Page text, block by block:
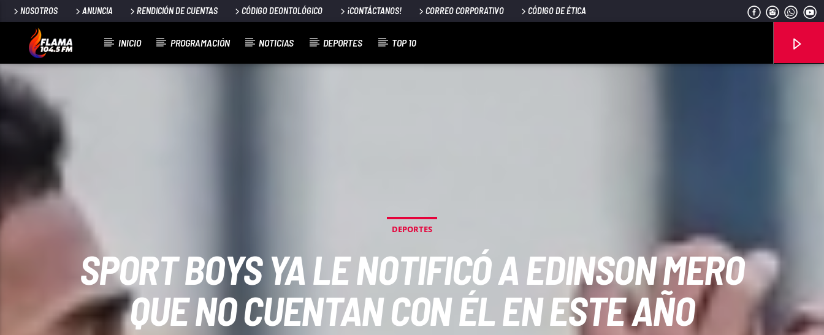
NOSOTROS ANUNCIA RENDICIÓN DE CUENTAS CÓDIGO DEONTOLÓGICO ¡CONTÁCTANOS! CORREO CORPORATIVO CÓDIGO DE ÉTICA
INICIO PROGRAMACIÓN NOTICIAS DEPORTES TOP 10
DEPORTES
SPORT BOYS YA LE NOTIFICÓ A EDINSON MERO
QUE NO CUENTAN CON ÉL EN ESTE AÑO